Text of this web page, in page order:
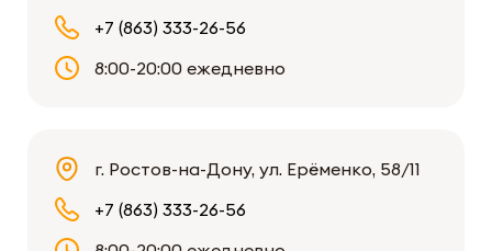
+7 (863) 333-26-56
8:00-20:00 ежедневно
г. Ростов-на-Дону, ул. Ерёменко, 58/11
+7 (863) 333-26-56